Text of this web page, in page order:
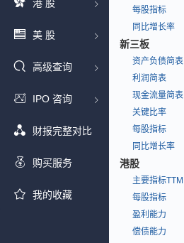
港 股
美 股
高级查询
IPO 咨询
财报完整对比
购买服务
我的收藏
每股指标
同比增长率
新三板
资产负债简表
利润简表
现金流量简表
关键比率
每股指标
同比增长率
港股
主要指标TTM
每股指标
盈利能力
偿债能力